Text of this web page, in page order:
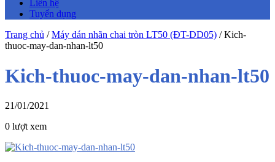
Liên hệ
Tuyển dụng
Trang chủ /Máy dán nhãn chai tròn LT50 (ĐT-DD05) /Kich-
thuoc-may-dan-nhan-lt50
Kich-thuoc-may-dan-nhan-lt50
21/01/2021
0 lượt xem